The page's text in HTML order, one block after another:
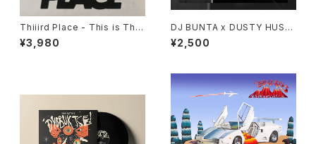
Thiiird Place - This is Thiii
rd Place "LP"
¥3,980
DJ BUNTA x DUSTY HUSK
Y - 47 CAMPiN DIGGiN "C
D"
¥2,500